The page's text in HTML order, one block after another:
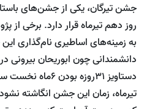
جشن تیرگان، یکی از جشن‌های
روز دهم تیرماه قرار دارد. برخی از
به زمینه‌های اساطیری نام‌گذاری
دانشمندانی چون ابوریحان بیرونی در
دستاویز ۳۱روزه
تیرماه، زمان این جشن انگاشته